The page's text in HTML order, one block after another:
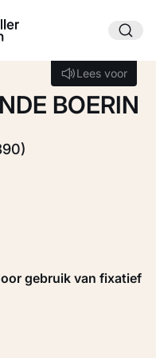
Lees voor
Lees voor
BOERIN